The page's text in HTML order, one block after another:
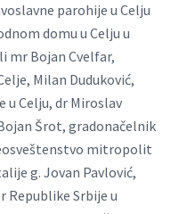
parohije u Celju
domu u Celju u
mr Bojan Cvelfar,
Milan Duduković,
u Celju, dr Miroslav
Šrot, gradonačelnik
mitropolit
g. Jovan Pavlović,
Republike Srbije u